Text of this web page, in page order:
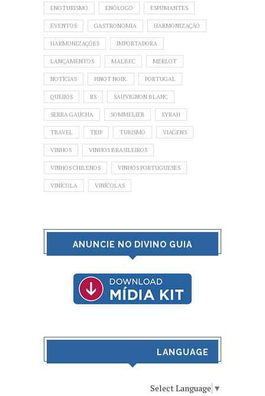
ENOTURISMO ENÓLOGO ESPUMANTES
EVENTOS GASTRONOMIA HARMONIZAÇÃO
HARMONIZAÇÕES IMPORTADORA
LANÇAMENTOS MALBEC MERLOT
NOTÍCIAS PINOT NOIR. PORTUGAL
QUEIJOS RS SAUVIGNON BLANC
SERRA GAÚCHA SOMMELIER SYRAH
TRAVEL TRIP TURISMO VIAGENS
VINHOS VINHOS BRASILEIROS
VINHOS CHILENOS VINHOS PORTUGUESES
VINÍCOLA VINÍCOLAS
ANUNCIE NO DIVINO GUIA
LANGUAGE
Select Language ▼